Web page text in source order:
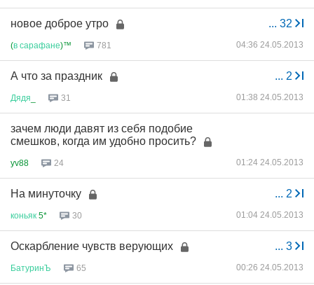
... 32
новое доброе утро
(в сарафане)™ 781 04:36 24.05.2013
... 2
А что за праздник
Дядя 31 01:38 24.05.2013
зачем люди давят из себя подобие
смешков, когда им удобно просить?
yv88 24 01:24 24.05.2013
... 2
На минуточку
коньяк 5* 30 01:04 24.05.2013
... 3
Оскарбление чувств верующих
БатуринЪ 65 00:26 24.05.2013